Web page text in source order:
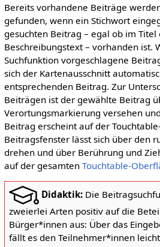
Bereits vorhandene Beiträge
gefunden, wenn ein Stichwort
gesuchten Beitrag – egal ob im Titel
Beschreibungstext – vorhanden ist.
Suchfunktion vorgeschlagene
sich der Kartenausschnitt
entsprechenden Beitrag. Zur
Beiträgen ist der gewählte Beitrag
Verortungsmarkierung versehen
Beitrag erscheint auf der
Beitragsfenster lässt sich über den
drehen und über Berührung und
auf der gesamten Touchtable-
Didaktik:Die
zweierlei Arten positiv auf die
Bürger*innen aus: Über das
fällt es den Teilnehmer*innen